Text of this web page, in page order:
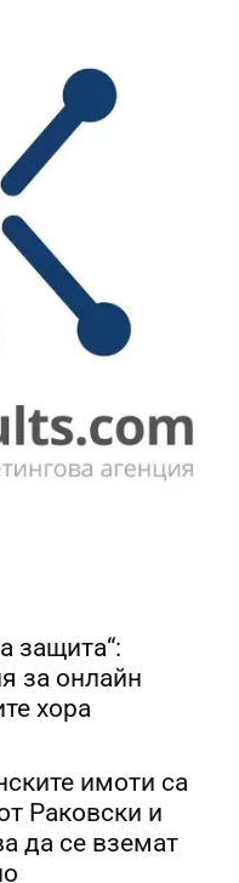
защита“:
за онлайн
хора
имоти са
Раковски и
да се вземат